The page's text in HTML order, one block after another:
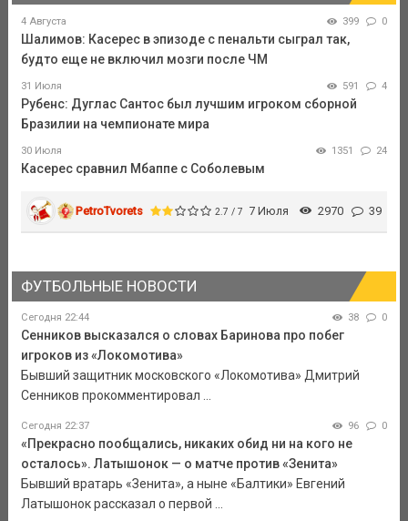
4 Августа 399 0
Шалимов: Касерес в эпизоде с пенальти сыграл так,
будто еще не включил мозги после ЧМ
31 Июля 591 4
Рубенс: Дуглас Сантос был лучшим игроком сборной
Бразилии на чемпионате мира
30 Июля 1351 24
Касерес сравнил Мбаппе с Соболевым
PetroTvorets 2.7 / 7 7 Июля 2970 39
ФУТБОЛЬНЫЕ НОВОСТИ
Сегодня 22:44 38 0
Сенников высказался о словах Баринова про побег
игроков из «Локомотива»
Бывший защитник московского «Локомотива» Дмитрий
Сенников прокомментировал ...
Сегодня 22:37 96 0
«Прекрасно пообщались, никаких обид ни на кого не
осталось». Латышонок — о матче против «Зенита»
Бывший вратарь «Зенита», а ныне «Балтики» Евгений
Латышонок рассказал о первой ...